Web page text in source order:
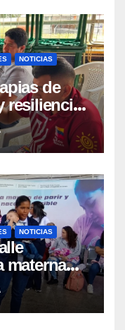
NOTICIAS
de
resiliencia
NOTICIAS
materna
para la